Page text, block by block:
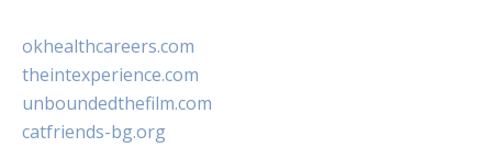
okhealthcareers.com
theintexperience.com
unboundedthefilm.com
catfriends-bg.org